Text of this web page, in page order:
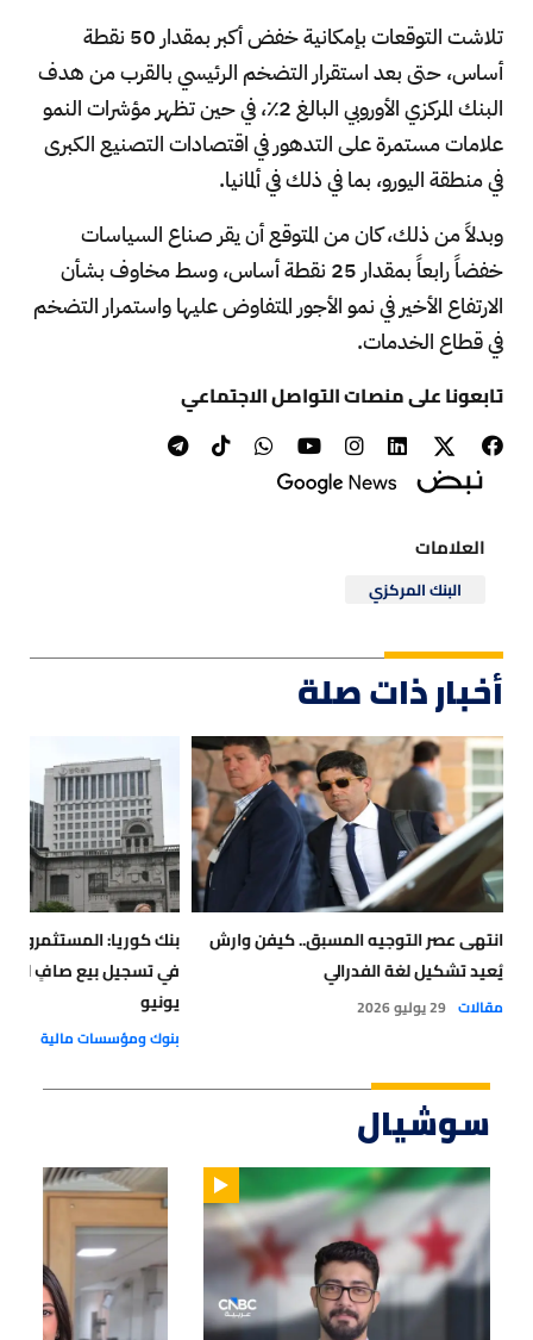
تلاشت التوقعات بإمكانية خفض أكبر بمقدار 50 نقطة
أساس، حتى بعد استقرار التضخم الرئيسي بالقرب من هدف
البنك المركزي الأوروبي البالغ 2٪، في حين تظهر مؤشرات النمو
علامات مستمرة على التدهور في اقتصادات التصنيع الكبرى
في منطقة اليورو، بما في ذلك في ألمانيا.
وبدلاً من ذلك، كان من المتوقع أن يقر صناع السياسات
خفضاً رابعاً بمقدار 25 نقطة أساس، وسط مخاوف بشأن
الارتفاع الأخير في نمو الأجور المتفاوض عليها واستمرار التضخم
في قطاع الخدمات.
تابعونا على منصات التواصل الاجتماعي
العلامات
البنك المركزي
أخبار ذات صلة
انتهى عصر التوجيه المسبق.. كيفن وارش
يُعيد تشكيل لغة الفدرالي
مقالات 29 يوليو 2026
بنك كوريا: المستثمرون
في تسجيل بيع صافٍ
يونيو
بنوك ومؤسسات مالية
سوشيال